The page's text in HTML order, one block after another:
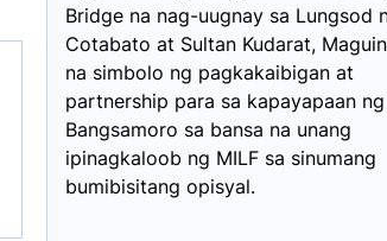
Bridge na nag-uugnay sa Lungsod
Cotabato at Sultan Kudarat,
na simbolo ng pagkakaibigan at
partnership para sa kapayapaan ng
Bangsamoro sa bansa na unang
ipinagkaloob ng MILF sa sinumang
bumibisitang opisyal.